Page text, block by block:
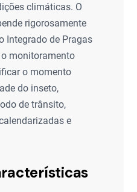
climáticas. O
rigorosamente
Integrado de Pragas
monitoramento
o momento
do inseto,
de trânsito,
e